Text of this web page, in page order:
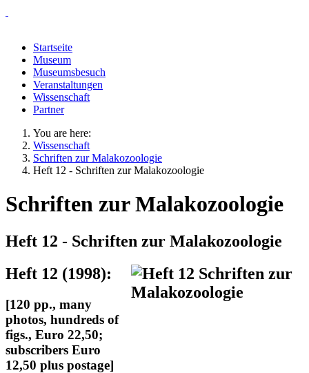
Startseite
Museum
Museumsbesuch
Veranstaltungen
Wissenschaft
Partner
You are here:
Wissenschaft
Schriften zur Malakozoologie
Heft 12 - Schriften zur Malakozoologie
Schriften zur Malakozoologie
Heft 12 - Schriften zur Malakozoologie
Heft 12 (1998):
[120 pp., many
photos, hundreds of
figs., Euro 22,50;
subscribers Euro
12,50 plus postage]